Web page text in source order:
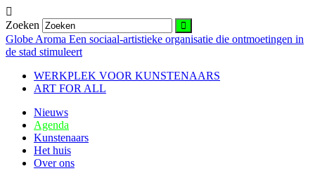
Zoeken
Globe Aroma Een sociaal-artistieke organisatie die ontmoetingen in
de stad stimuleert
WERKPLEK VOOR KUNSTENAARS
ART FOR ALL
Nieuws
Agenda
Kunstenaars
Het huis
Over ons